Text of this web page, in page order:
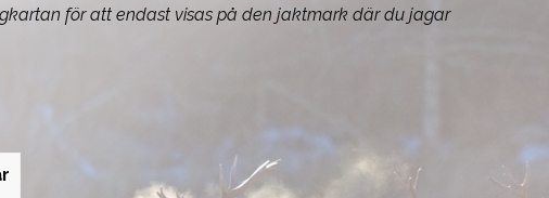
för att endast visas på den jaktmark där du jagar